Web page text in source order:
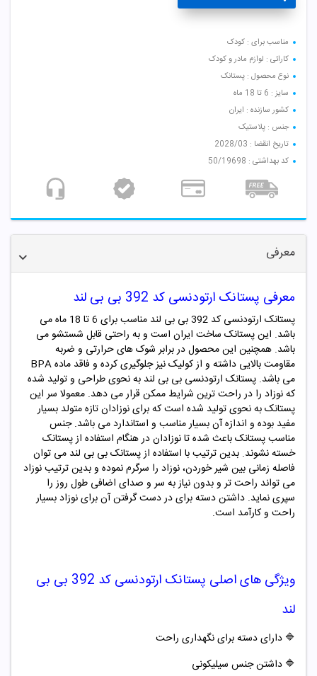
مناسب برای : کودک
کارائی : لوازم مادر و کودک
نوع محصول : پستانک
سایز : 6 تا 18 ماه
کشور سازنده : ایران
جنس : پلاستیک
تاریخ انقضا : 2028/03
کد بهداشتی : 50/19698
معرفی
معرفی پستانک ارتودنسی کد 392 بی بی لند
پستانک ارتودنسی کد 392 بی بی لند مناسب برای 6 تا 18 ماه می
باشد. این پستانک ساخت ایران است و به راحتی قابل شستشو می
باشد. همچنین این محصول در برابر شوک های حرارتی و ضربه
مقاومت بالایی داشته و از کولیک نیز جلوگیری کرده و فاقد ماده BPA
می باشد. پستانک ارتودنسی بی بی لند به نحوی طراحی و تولید شده
که نوزاد را در راحت ترین شرایط ممکن قرار می دهد. معمولا سر این
پستانک به نحوی تولید شده است که برای نوزادان تازه متولد بسیار
مفید بوده و اندازه آن بسیار مناسب و استاندارد می باشد. جنس
مناسب پستانک باعث شده تا نوزادان در هنگام استفاده از پستانک
خسته نشوند. بدین ترتیب با استفاده از پستانک بی بی لند می توان
فاصله زمانی بین شیر خوردن، نوزاد را سرگرم نموده و بدین ترتیب نوزاد
می تواند راحت تر و بدون نیاز به سر و صدای اضافی طول روز را
سپری نماید. داشتن دسته برای در دست گرفتن آن برای نوزاد بسیار
راحت و کارآمد است.
ویژگی های اصلی پستانک ارتودنسی کد 392 بی بی
لند
🔷 دارای دسته برای نگهداری راحت
🔷 داشتن جنس سیلیکونی